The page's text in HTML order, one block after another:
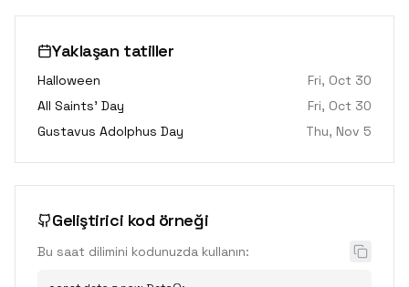
Yaklaşan tatiller
Halloween
Fri, Oct 30
All Saints' Day
Fri, Oct 30
Gustavus Adolphus Day
Thu, Nov 5
Geliştirici kod örneği
Bu saat dilimini kodunuzda kullanın: